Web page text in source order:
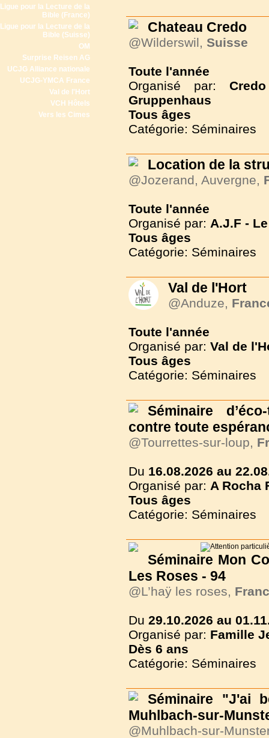
Ligue pour la Lecture de la
Bible (France)
Ligue pour la Lecture de la
Bible (Suisse)
OM
Surprise Reisen AG
UCJG Alliance nationale
UCJG-YMCA France
Val de l'Hort
VCH Hôtels
Vers les Cimes
Chateau Credo
@Wilderswil, Suisse
Toute l'année
Organisé par:
Gruppenhaus
Tous âges
Catégorie: Séminaires
Location de la
@Jozerand, Auvergne,
Toute l'année
Organisé par: A.J.F -
Tous âges
Catégorie: Séminaires
Val de l'Hort
@Anduze,
Toute l'année
Organisé par: Val de
Tous âges
Catégorie: Séminaires
Séminaire
contre toute
@Tourrettes-sur-loup,
Du 16.08.2026 au
Organisé par: A Rocha
Tous âges
Catégorie: Séminaires
Séminaire Mon
Les Roses - 94
@L’haÿ les roses,
Du 29.10.2026 au
Organisé par: Famille
Dès 6 ans
Catégorie: Séminaires
Séminaire "J'ai
Muhlbach-sur-
@Muhlbach-sur-